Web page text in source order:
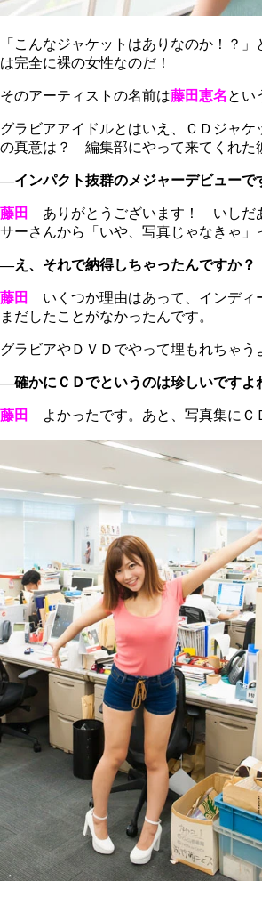
「こんなジャケットはありなのか！？
は完全に裸の女性なのだ！
そのアーティストの名前は藤田恵名 とい
グラビアアイドルとはいえ、ＣＤジャ
の真意は？ 編集部にやって来てくれた
―インパクト抜群のメジャーデビューで
藤田
ありがとうございます！ いしだ
サーさんから「いや、写真じゃなきゃ」
―え、それで納得しちゃったんですか？
藤田
いくつか理由はあって、インディ
まだしたことがなかったんです。
グラビアやＤＶＤでやって埋もれちゃ
―確かにＣＤでというのは珍しいですよ
藤田 よかったです。あと、写真集にＣ